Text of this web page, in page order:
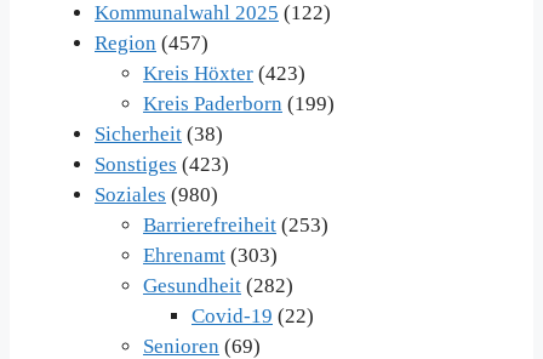
Kommunalwahl 2025 (122)
Region (457)
Kreis Höxter (423)
Kreis Paderborn (199)
Sicherheit (38)
Sonstiges (423)
Soziales (980)
Barrierefreiheit (253)
Ehrenamt (303)
Gesundheit (282)
Covid-19 (22)
Senioren (69)